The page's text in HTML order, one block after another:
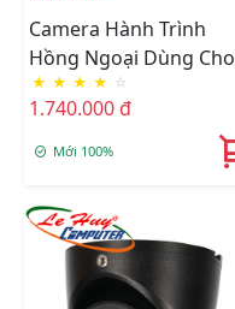
Camera Hành Trình
Hồng Ngoại Dùng Cho
Ôtô DAHUA HAC-
HMW3100
★ ★ ★ ★ ☆
1.740.000 đ
Mới 100%